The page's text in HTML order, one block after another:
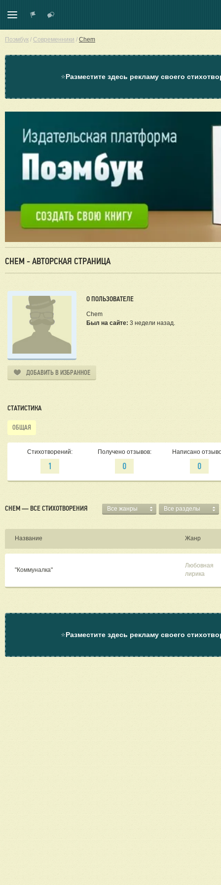
Поэмбук / Современники / Chem
⭐Разместите здесь рекламу своего
CHEM - АВТОРСКАЯ СТРАНИЦА
О ПОЛЬЗОВАТЕЛЕ
Chem
Был на сайте: 3 недели назад.
ДОБАВИТЬ В ИЗБРАННОЕ
СТАТИСТИКА
ОБЩАЯ
Стихотворений:
1
Получено отзывов:
0
Написано
0
CHEM — ВСЕ СТИХОТВОРЕНИЯ Все жанры Все разделы
Название Жанр
"Коммуналка"
Любовная
лирика
⭐Разместите здесь рекламу своего